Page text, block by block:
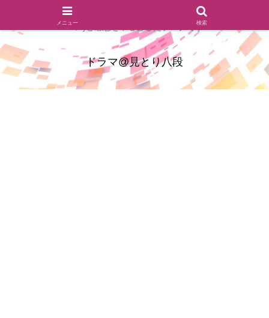
ドラマのシーンとセリフを切り取ったあらすじレビュー(復習ネタ
バレ)と感想を中心としたブログです
ドラマ@見とり八段
メニュー 検索